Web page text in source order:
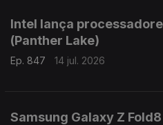
Intel lança
(Panther Lake)
Ep. 847 14 jul. 2026
Samsung Galaxy Z